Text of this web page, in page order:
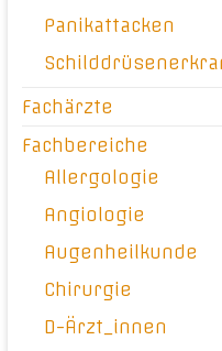
Panikattacken
Fachärzte
Fachbereiche
Allergologie
Angiologie
Augenheilkunde
Chirurgie
D-Ärzt_innen